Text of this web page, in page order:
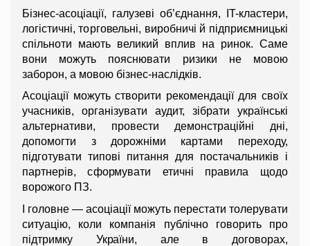
Бізнес-асоціації, галузеві об’єднання, IT-кластери,
логістичні, торговельні, виробничі й підприємницькі
спільноти мають великий вплив на ринок. Саме
вони можуть пояснювати ризики не мовою
заборон, а мовою бізнес-наслідків.
Асоціації можуть створити рекомендації для своїх
учасників, організувати аудит, зібрати українські
альтернативи, провести демонстраційні дні,
допомогти з дорожніми картами переходу,
підготувати типові питання для постачальників і
партнерів, сформувати етичні правила щодо
ворожого ПЗ.
І головне — асоціації можуть перестати толерувати
ситуацію, коли компанія публічно говорить про
підтримку України, але в договорах,